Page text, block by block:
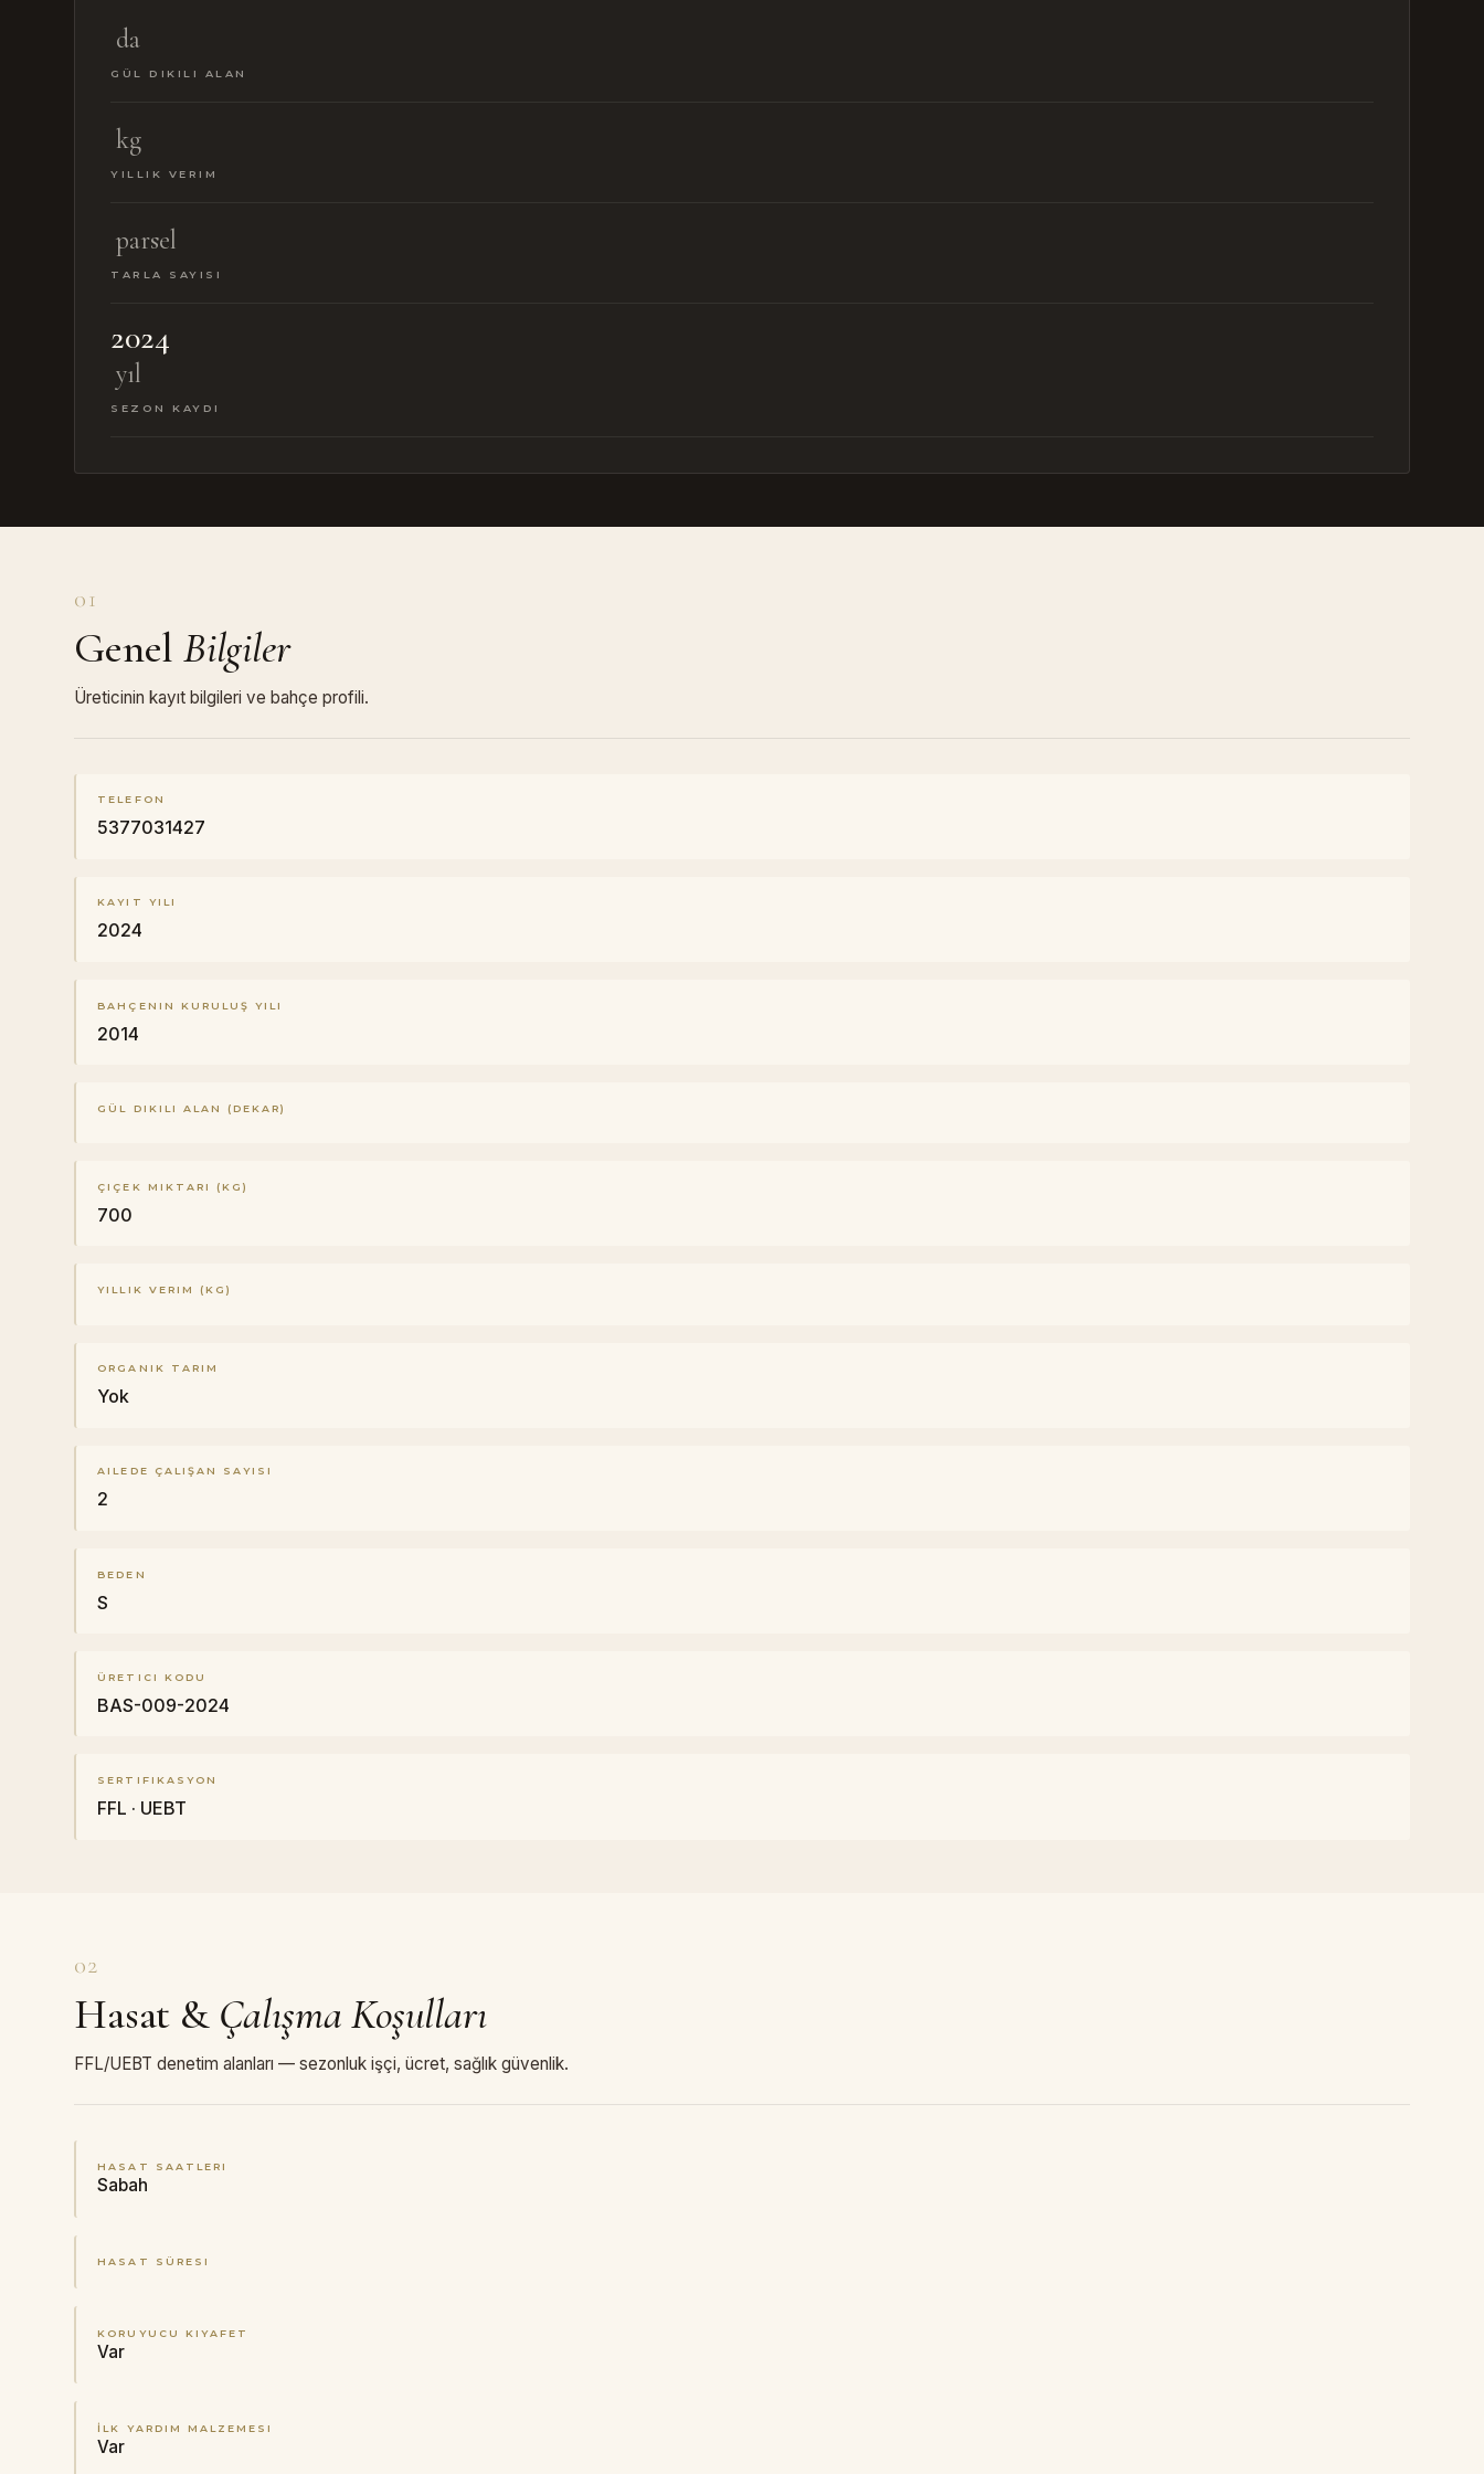
da
GÜL DIKILI ALAN
kg
YILLIK VERIM
parsel
TARLA SAYISI
2024
yıl
SEZON KAYDI
01
GenelBilgiler
Üreticinin kayıt bilgileri ve bahçe profili.
TELEFON
5377031427
KAYIT YILI
2024
BAHÇENIN KURULUŞ YILI
2014
GÜL DIKILI ALAN (DEKAR)
ÇIÇEK MIKTARI (KG)
700
YILLIK VERIM (KG)
ORGANIK TARIM
Yok
AILEDE ÇALIŞAN SAYISI
2
BEDEN
S
ÜRETICI KODU
BAS-009-2024
SERTIFIKASYON
FFL · UEBT
02
Hasat & Çalışma Koşulları
FFL/UEBT denetim alanları — sezonluk işçi, ücret, sağlık güvenlik.
HASAT SAATLERI
Sabah
HASAT SÜRESI
KORUYUCU KIYAFET
Var
İLK YARDIM MALZEMESI
Var